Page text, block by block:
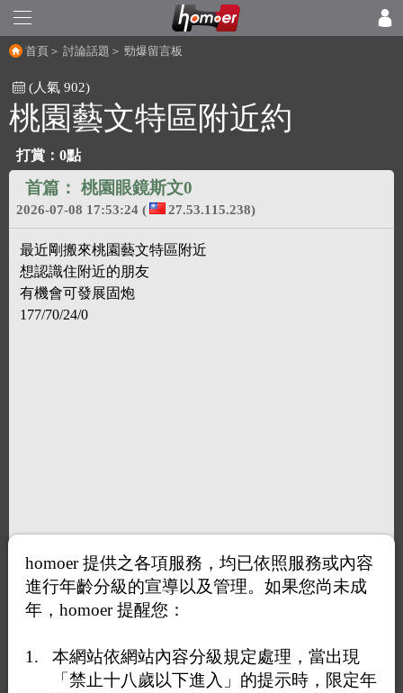
首頁 ＞ 討論話題 ＞ 勁爆留言板
(人氣 902)
桃園藝文特區附近約
打賞： 0點
首篇： 桃園眼鏡斯文0
2026-07-08 17:53:24 ( 27.53.115.238)
最近剛搬來桃園藝文特區附近
想認識住附近的朋友
有機會可發展固炮
177/70/24/0
homoer 提供之各項服務，均已依照服務或內容
進行年齡分級的宣導以及管理。如果您尚未成
年，homoer 提醒您：
本網站依網站內容分級規定處理，當出現
「禁止十八歲以下進入」的提示時，限定年